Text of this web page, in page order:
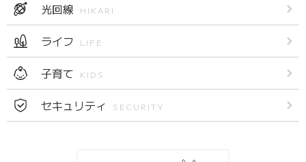
光回線 HIKARI
ライフ LIFE
子育て KIDS
セキュリティ SECURITY